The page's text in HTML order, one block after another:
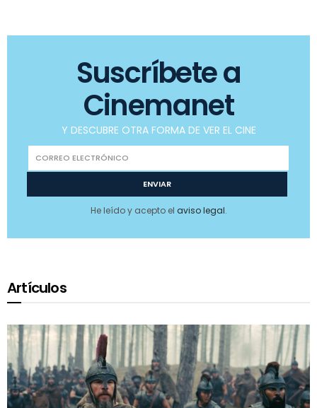
Suscríbete a
Cinemanet
Y DESCUBRE OTRA FORMA DE VER EL CINE
He leído y acepto el aviso legal.
Artículos